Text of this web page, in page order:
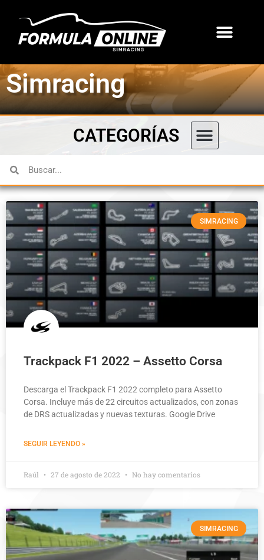
Simracing
CATEGORÍAS
SIMRACING
Trackpack F1 2022 – Assetto Corsa
Descarga el Trackpack F1 2022 completo para Assetto
Corsa. Incluye más de 22 circuitos actualizados, con zonas
de DRS actualizadas y nuevas texturas. Google Drive
SEGUIR LEYENDO »
Raúl 27 de agosto de 2022 No hay comentarios
SIMRACING